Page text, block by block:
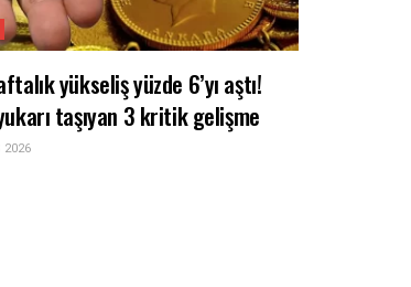
yükseliş yüzde 6’yı aştı!
taşıyan 3 kritik gelişme
2026